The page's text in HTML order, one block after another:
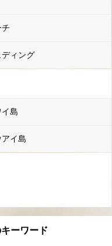
チ
ディング
島
アイ島
ーワード